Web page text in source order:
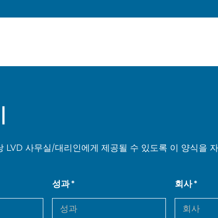
LVD 사무실/대리인에게 제공될 수 있도록 이 양식을
성과 회사